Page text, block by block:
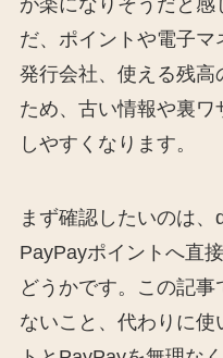
だ、ポイントや電子マ
発行会社、使える残高
ため、古い情報や裏
しやすくなります。
まず確認したいのは
PayPayポイントへ直
どうかです。この記
ないこと、代わりに